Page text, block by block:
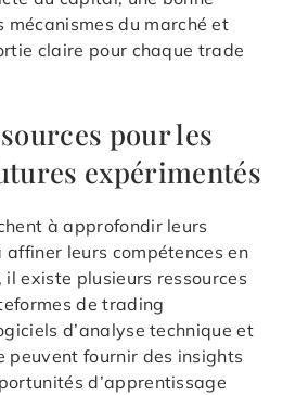
mécanismes du marché et
claire pour chaque trade
pour les
expérimentés
à approfondir leurs
affiner leurs compétences en
, il existe plusieurs ressources
de trading
d’analyse technique et
peuvent fournir des insights
d’apprentissage